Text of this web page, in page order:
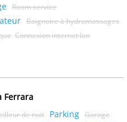
Room service
Baignoire à hydromassages
Connexion internet lan
Ferrara
de nuit Parking Garage